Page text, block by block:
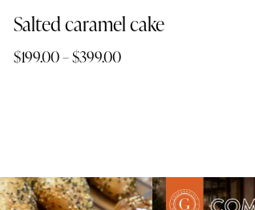
Salted caramel cake
$199.00–$399.00